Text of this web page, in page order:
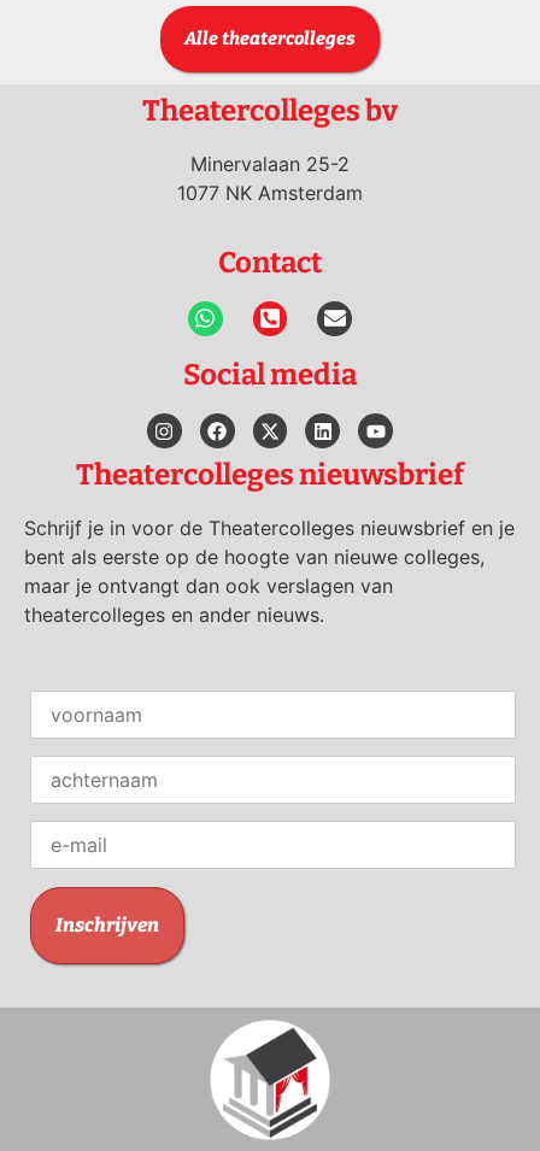
Alle theatercolleges
Theatercolleges bv
Minervalaan 25-2
1077 NK Amsterdam
Contact
Social media
Theatercolleges nieuwsbrief
Schrijf je in voor de Theatercolleges nieuwsbrief en je
bent als eerste op de hoogte van nieuwe colleges,
maar je ontvangt dan ook verslagen van
theatercolleges en ander nieuws.